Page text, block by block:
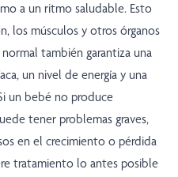
a un ritmo saludable. Esto
los músculos y otros órganos
también garantiza una
un nivel de energía y una
un bebé no produce
tener problemas graves,
en el crecimiento o pérdida
tratamiento lo antes posible